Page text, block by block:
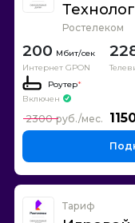
Ростелеком
200
Интернет GPON
Роутер*
Включен
2300
Тариф